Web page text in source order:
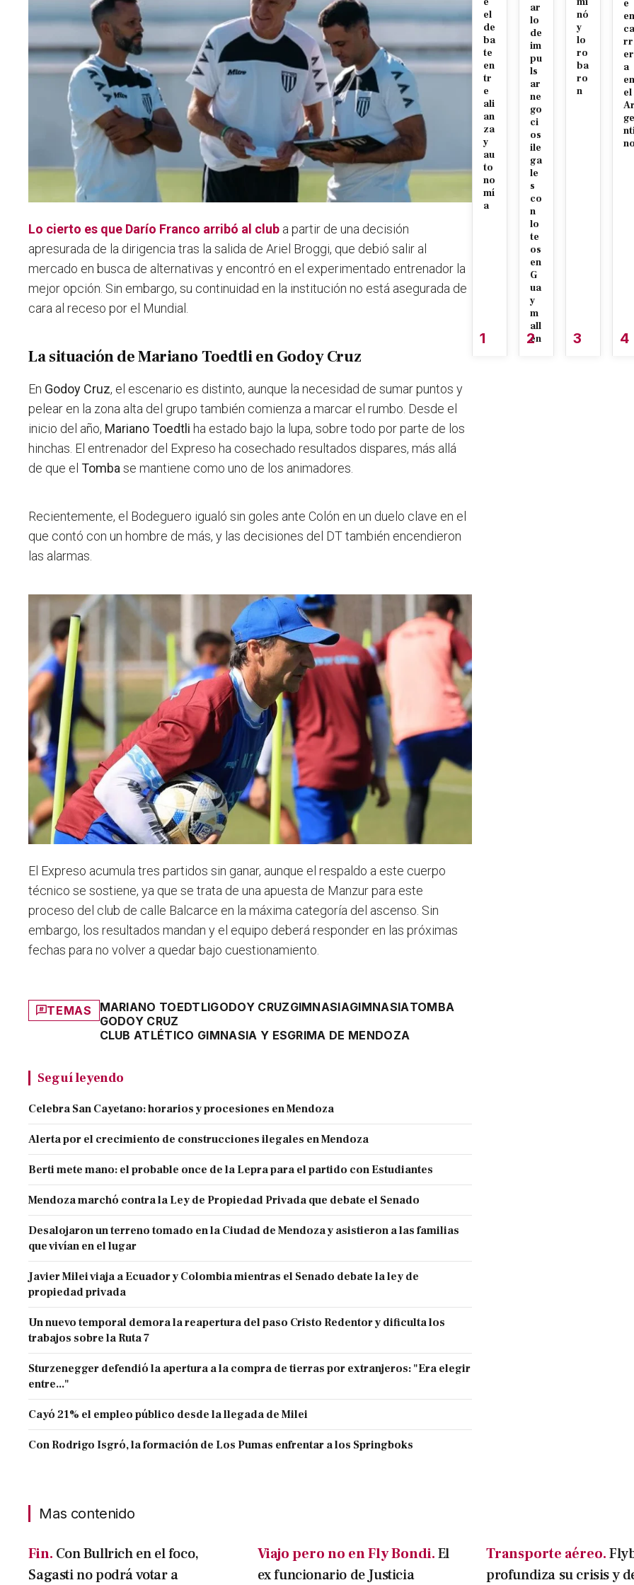
Lo cierto es que Darío Franco arribó al club a partir de una decisión
apresurada de la dirigencia tras la salida de Ariel Broggi, que debió salir al
mercado en busca de alternativas y encontró en el experimentado entrenador la
mejor opción. Sin embargo, su continuidad en la institución no está asegurada de
cara al receso por el Mundial.
La situación de Mariano Toedtli en Godoy Cruz
En Godoy Cruz, el escenario es distinto, aunque la necesidad de sumar puntos y
pelear en la zona alta del grupo también comienza a marcar el rumbo. Desde el
inicio del año, Mariano Toedtli ha estado bajo la lupa, sobre todo por parte de los
hinchas. El entrenador del Expreso ha cosechado resultados dispares, más allá
de que elTombase mantiene como uno de los animadores.
Recientemente, el Bodeguero igualó sin goles ante Colón en un duelo clave en el
que contó con un hombre de más, y las decisiones del DT también encendieron
las alarmas.
El Expreso acumula tres partidos sin ganar, aunque el respaldo a este cuerpo
técnico se sostiene, ya que se trata de una apuesta de Manzur para este
proceso del club de calle Balcarce en la máxima categoría del ascenso. Sin
embargo, los resultados mandan y el equipo deberá responder en las próximas
fechas para no volver a quedar bajo cuestionamiento.
TEMAS MARIANO TOEDTLIGODOY CRUZGIMNASIAGIMNASIATOMBA
GODOY CRUZ
CLUB ATLÉTICO GIMNASIA Y ESGRIMA DE MENDOZA
Seguí leyendo
Celebra San Cayetano: horarios y procesiones en Mendoza
Alerta por el crecimiento de construcciones ilegales en Mendoza
Berti mete mano: el probable once de la Lepra para el partido con Estudiantes
Mendoza marchó contra la Ley de Propiedad Privada que debate el Senado
Desalojaron un terreno tomado en la Ciudad de Mendoza y asistieron a las familias
que vivían en el lugar
Javier Milei viaja a Ecuador y Colombia mientras el Senado debate la ley de
propiedad privada
Un nuevo temporal demora la reapertura del paso Cristo Redentor y dificulta los
trabajos sobre la Ruta 7
Sturzenegger defendió la apertura a la compra de tierras por extranjeros: "Era elegir
entre..."
Cayó 21% el empleo público desde la llegada de Milei
Con Rodrigo Isgró, la formación de Los Pumas enfrentar a los Springboks
el
de
ba
te
en
tr
e
ali
an
za
y
au
to
no
mí
a
1
ar
lo
de
im
pu
ls
ar
ne
go
ci
os
ile
ga
le
s
co
n
lo
te
os
en
G
ua
y
m
all
én
2
nó
y
lo
ro
ba
ro
n
3
e
en
ca
rr
er
a
en
el
ge
4
Mas contenido
Fin. Con Bullrich en el foco,
Sagasti no podrá votar a
Viajo pero no en Fly Bondi.El
ex funcionario de Justicia
Transporte aéreo.
profundiza su crisis y